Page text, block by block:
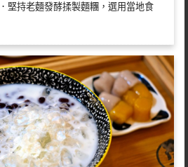
堅持老麵發酵揉製麵糰，選用當地食